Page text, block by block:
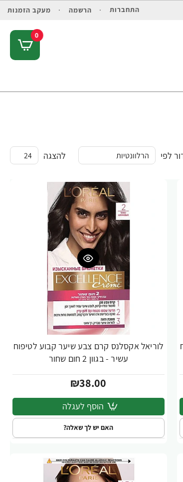
התחברות הרשמה מעקב הזמנות
0
לפי להצגה
לוריאל אקסלנס קרם צבע שיער קבוע לטיפוח
עשיר - בגוון 2 חום שחור
₪38.00
הוסף לעגלה
האם יש לך שאלה?